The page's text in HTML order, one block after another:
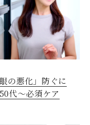
眼の悪化」防ぐに
代～必須ケア